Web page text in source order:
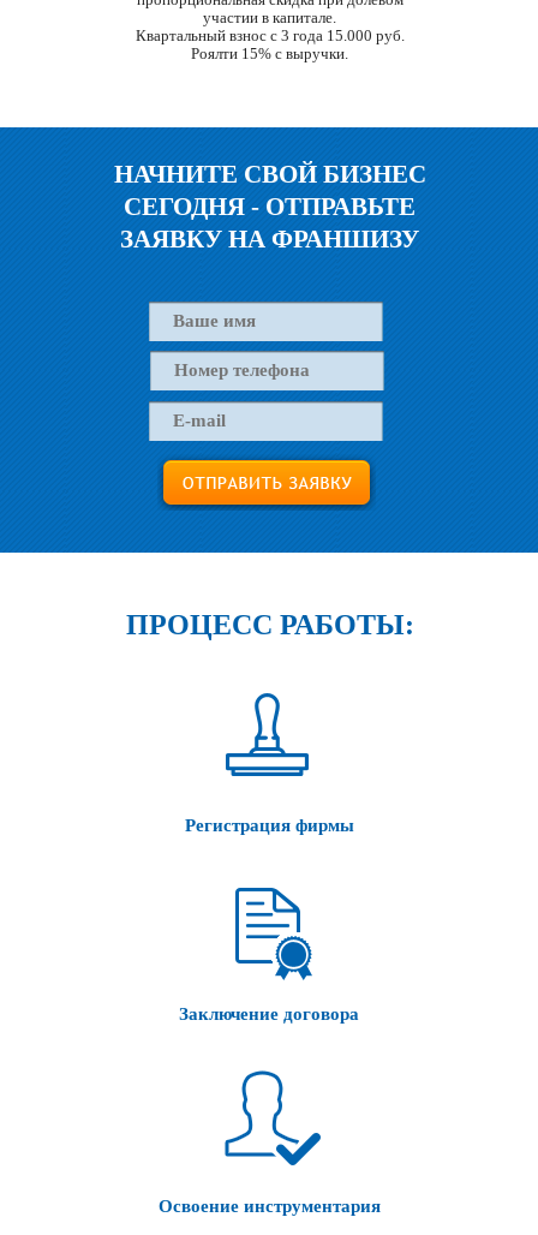
НАЧНИТЕ СВОЙ БИЗНЕС
СЕГОДНЯ - ОТПРАВЬТЕ
ЗАЯВКУ НА ФРАНШИЗУ
участии в капитале.
Квартальный взнос с 3 года 15.000 руб.
Роялти 15% с выручки.
ПРОЦЕСС РАБОТЫ:
Заключение договора
Освоение инструментария
Регистрация фирмы